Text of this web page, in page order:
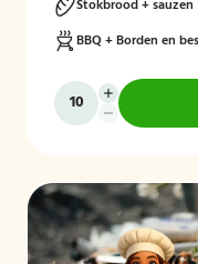
Stokbrood + sauzen
BBQ + Borden en